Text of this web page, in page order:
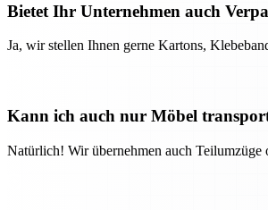
Bietet Ihr Unternehmen auch
Ja, wir stellen Ihnen gerne Kartons,
Kann ich auch nur Möbel
Natürlich! Wir übernehmen auch Teilumzüge